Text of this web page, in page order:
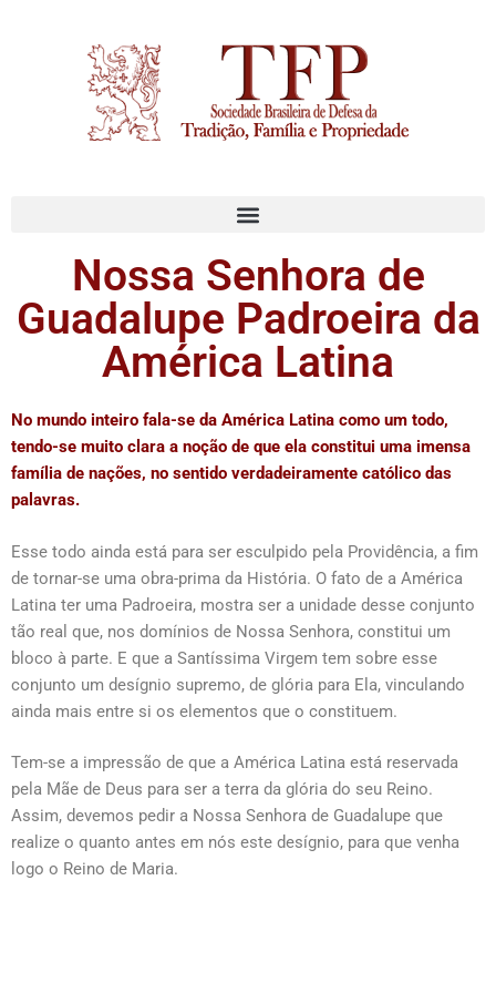
Nossa Senhora de
Guadalupe Padroeira da
América Latina
No mundo inteiro fala-se da América Latina como um todo,
tendo-se muito clara a noção de que ela constitui uma imensa
família de nações, no sentido verdadeiramente católico das
palavras.
Esse todo ainda está para ser esculpido pela Providência, a fim
de tornar-se uma obra-prima da História. O fato de a América
Latina ter uma Padroeira, mostra ser a unidade desse conjunto
tão real que, nos domínios de Nossa Senhora, constitui um
bloco à parte. E que a Santíssima Virgem tem sobre esse
conjunto um desígnio supremo, de glória para Ela, vinculando
ainda mais entre si os elementos que o constituem.
Tem-se a impressão de que a América Latina está reservada
pela Mãe de Deus para ser a terra da glória do seu Reino.
Assim, devemos pedir a Nossa Senhora de Guadalupe que
realize o quanto antes em nós este desígnio, para que venha
logo o Reino de Maria.